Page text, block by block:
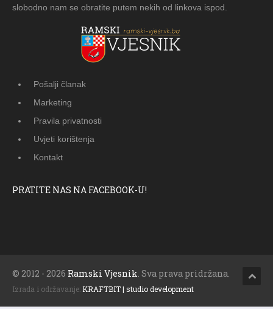
slobodno nam se obratite putem nekih od linkova ispod.
Pošalji članak
Marketing
Pravila privatnosti
Uvjeti korištenja
Kontakt
PRATITE NAS NA FACEBOOK-U!
© 2012 - 2026 Ramski Vjesnik. Sva prava pridržana.
Izrada i održavanje: KRAFTBIT | studio development